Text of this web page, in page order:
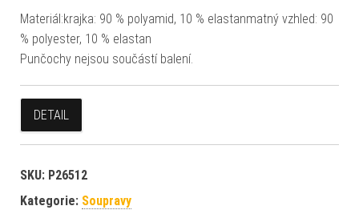
Materiál:krajka: 90 % polyamid, 10 % elastanmatný vzhled: 90
% polyester, 10 % elastan
Punčochy nejsou součástí balení.
DETAIL
SKU: P26512
Kategorie: Soupravy